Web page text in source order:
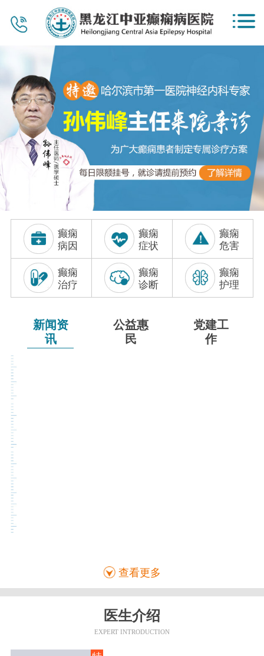
首页
医院概况
新闻资讯
公益惠民
党建工作
专家团队
视频中心
服务项目
联系我们
癫痫
病因
癫痫
症状
癫痫
危害
癫痫
治疗
癫痫
诊断
癫痫
护理
新闻资
讯
公益惠
民
党建工
作
查看更多
医生介绍
EXPERT INTRODUCTION